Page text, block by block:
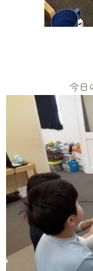
今日